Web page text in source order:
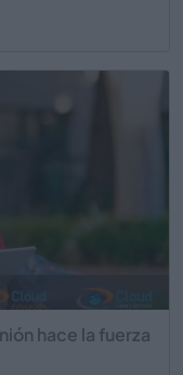
hace la fuerza